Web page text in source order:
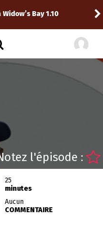
Widow’s Bay 1.10
l'épisode :
25
minutes
Aucun
COMMENTAIRE